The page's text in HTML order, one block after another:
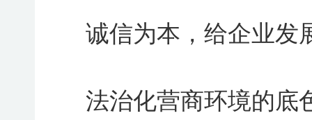
诚信为本，给企业发
法治化营商环境的底